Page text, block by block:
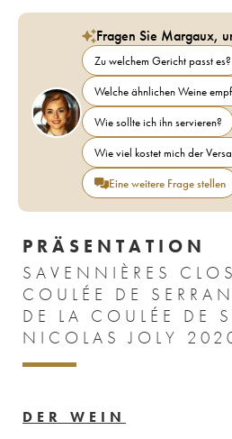
Fragen Sie Margaux,
Zu welchem Gericht passt es?
Welche ähnlichen Weine
Wie sollte ich ihn servieren?
Wie viel kostet mich der
Eine weitere Frage stellen
PRÄSENTATION
SAVENNIÈRES
COULÉE DE
DE LA COULÉE DE
NICOLAS JOLY
DER WEIN